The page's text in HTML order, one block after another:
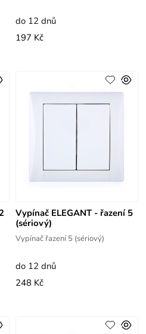
do 12 dnů
197 Kč
Vypínač ELEGANT - řazení 5
(sériový)
Vypínač řazení 5 (sériový)
do 12 dnů
248 Kč